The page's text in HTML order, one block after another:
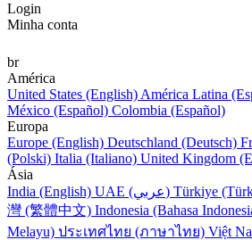
Login
Minha conta
br
América
United States (English) América Latina
México (Español) Colombia (Español)
Europa
Europe (English) Deutschland (Deutsch)
(Polski) Italia (Italiano) United Kingdom
Ásia
India (English)
UAE (عربي) Türkiye
灣 (繁體中文) Indonesia (Bahasa
Melayu) ประเทศไทย (ภาษาไทย) Việt